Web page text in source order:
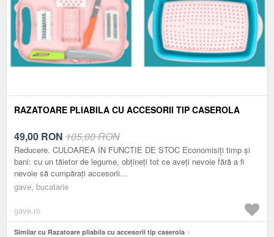
RAZATOARE PLIABILA CU ACCESORII TIP CASEROLA
49,00 RON 105,00 RON
Reducere. CULOAREA IN FUNCTIE DE STOC Economisiți timp și
bani: cu un tăietor de legume, obțineți tot ce aveți nevoie fără a fi
nevoie să cumpărați accesorii...
gave, bucatarie
gave.ro
Similar cu Razatoare pliabila cu accesorii tip caserola